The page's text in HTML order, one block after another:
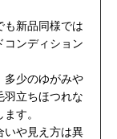
も新品同様では
コンディション
多少のゆがみや
羽立ちほつれな
す。
いや見え方は異